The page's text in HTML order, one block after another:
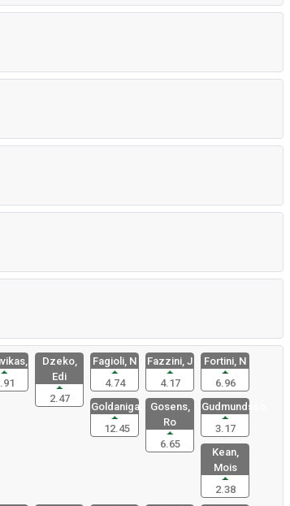
Dzeko,
Edi
2.47
Fagioli, N
4.74
Fazzini, J
4.17
Fortini, N
6.96
Goldaniga,
12.45
Gosens,
Ro
6.65
Gudmundsso
3.17
Kean,
Mois
2.38